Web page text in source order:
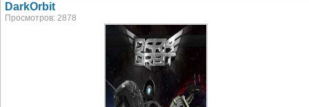
DarkOrbit
Просмотров: 2878